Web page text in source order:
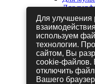
Для
Для
Для
Для
Для
Для
Для
Для
Для
Для улучшения
используем
технологии.
сайтом, Вы
cookie-файлов.
отключить
Вашего